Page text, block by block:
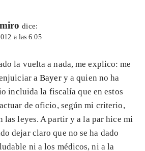
dice:
a las 6:05
la vuelta a nada, me explico: me
aBayer y a quien no ha
incluida la fiscalía que en estos
de oficio, según mi criterio,
las leyes. A partir y a la par hice mi
dejar claro que no se ha dado
ni a los médicos, ni a la